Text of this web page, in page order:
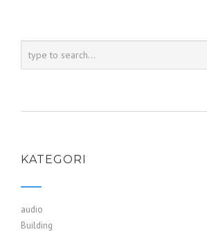
KATEGORI
audio
Building